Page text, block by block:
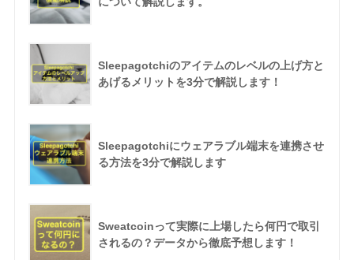
Sleepagotchiのアイテムのレベルの上げ方と
あげるメリットを3分で解説します！
Sleepagotchiにウェアラブル端末を連携させ
る方法を3分で解説します
Sweatcoinって実際に上場したら何円で取引
されるの？データから徹底予想します！